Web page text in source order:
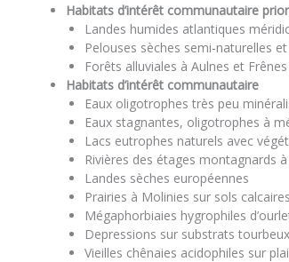
Habitats d’intérêt communautaire
Landes humides atlantiques
Pelouses sèches semi-naturelles
Forêts alluviales à Aulnes et Frênes
Habitats d’intérêt communautaire
Eaux oligotrophes très peu
Eaux stagnantes, oligotrophes à
Lacs eutrophes naturels avec
Rivières des étages montagnards
Landes sèches européennes
Prairies à Molinies sur sols
Mégaphorbiaies hygrophiles
Depressions sur substrats tourbeux
Vieilles chênaies acidophiles sur